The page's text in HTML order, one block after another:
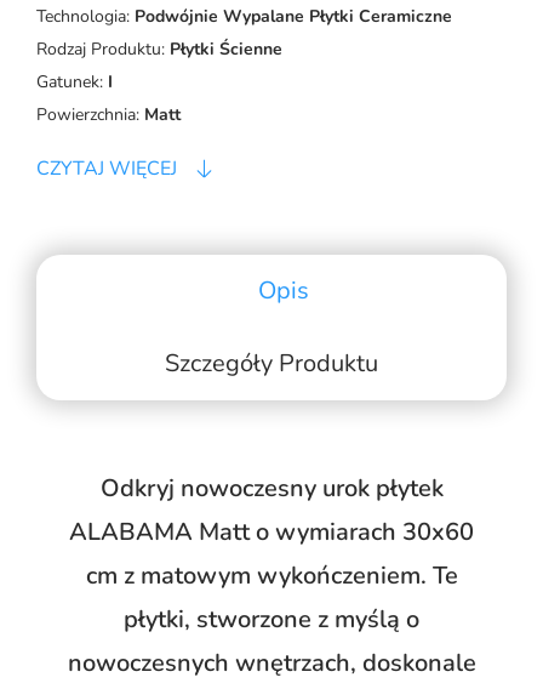
Technologia: Podwójnie Wypalane Płytki Ceramiczne
Rodzaj Produktu: Płytki Ścienne
Gatunek: I
Powierzchnia: Matt
CZYTAJ WIĘCEJ
Opis
Szczegóły Produktu
Odkryj nowoczesny urok płytek
ALABAMA Matt o wymiarach 30x60
cm z matowym wykończeniem. Te
płytki, stworzone z myślą o
nowoczesnych wnętrzach, doskonale